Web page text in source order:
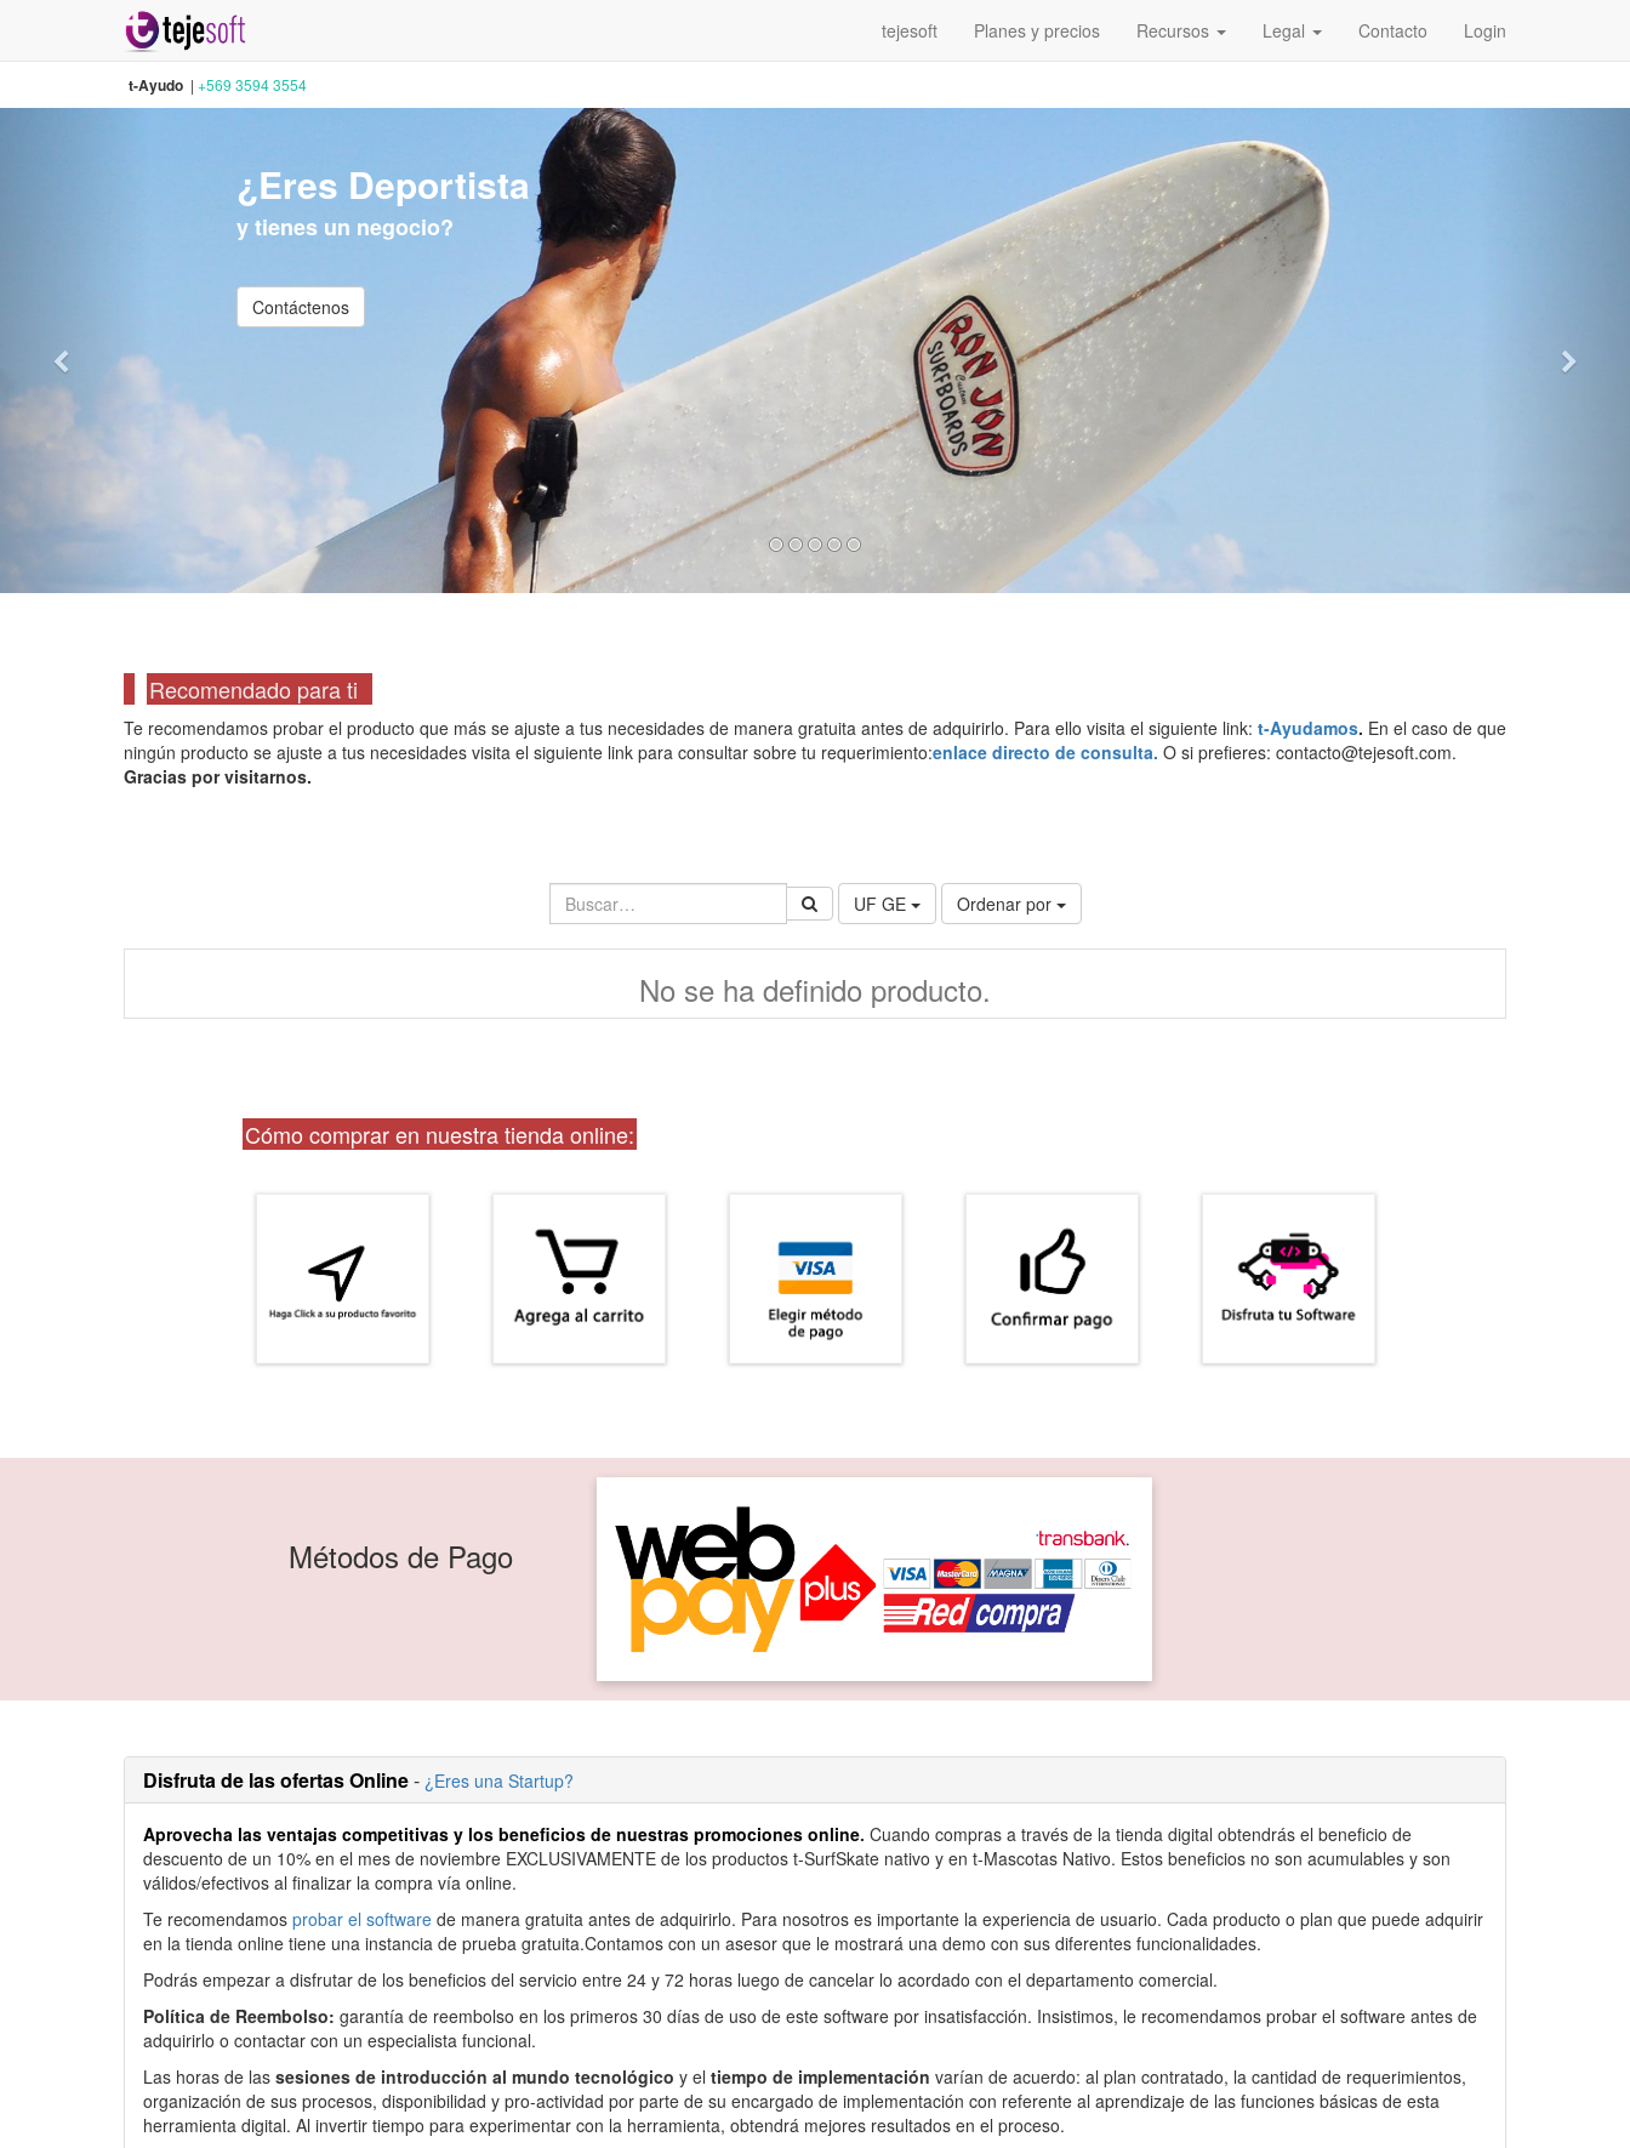
tejesoft Planes y precios Recursos Legal Contacto Login
t-Ayudo | +569 3594 3554
¿Eres Deportista
y tienes un negocio?
Contáctenos
Recomendado para ti
Te recomendamos probar el producto que más se ajuste a tus necesidades de manera gratuita antes de adquirirlo. Para ello visita el siguiente link: t-Ayudamos. En el caso de que
ningún producto se ajuste a tus necesidades visita el siguiente link para consultar sobre tu requerimiento:enlace directo de consulta. O si prefieres: contacto@tejesoft.com.
Gracias por visitarnos.
UF GE Ordenar por
No se ha definido producto.
Cómo comprar en nuestra tienda online:
Métodos de Pago
Disfruta de las ofertas Online- ¿Eres una Startup?
Aprovecha las ventajas competitivas y los beneficios de nuestras promociones online. Cuando compras a través de la tienda digital obtendrás el beneficio de
descuento de un 10% en el mes de noviembre EXCLUSIVAMENTE de los productos t-SurfSkate nativo y en t-Mascotas Nativo. Estos beneficios no son acumulables y son
válidos/efectivos al finalizar la compra vía online.
Te recomendamos probar el software de manera gratuita antes de adquirirlo. Para nosotros es importante la experiencia de usuario. Cada producto o plan que puede adquirir
en la tienda online tiene una instancia de prueba gratuita.Contamos con un asesor que le mostrará una demo con sus diferentes funcionalidades.
Podrás empezar a disfrutar de los beneficios del servicio entre 24 y 72 horas luego de cancelar lo acordado con el departamento comercial.
Política de Reembolso: garantía de reembolso en los primeros 30 días de uso de este software por insatisfacción. Insistimos, le recomendamos probar el software antes de
adquirirlo o contactar con un especialista funcional.
Las horas de las sesiones de introducción al mundo tecnológico y el tiempo de implementación varían de acuerdo: al plan contratado, la cantidad de requerimientos,
organización de sus procesos, disponibilidad y pro-actividad por parte de su encargado de implementación con referente al aprendizaje de las funciones básicas de esta
herramienta digital. Al invertir tiempo para experimentar con la herramienta, obtendrá mejores resultados en el proceso.